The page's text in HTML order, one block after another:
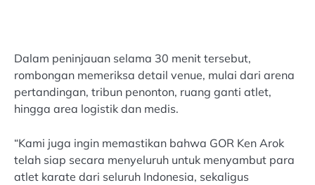
Dalam peninjauan selama 30 menit tersebut,
rombongan memeriksa detail venue, mulai dari arena
pertandingan, tribun penonton, ruang ganti atlet,
hingga area logistik dan medis.
“Kami juga ingin memastikan bahwa GOR Ken Arok
telah siap secara menyeluruh untuk menyambut para
atlet karate dari seluruh Indonesia, sekaligus